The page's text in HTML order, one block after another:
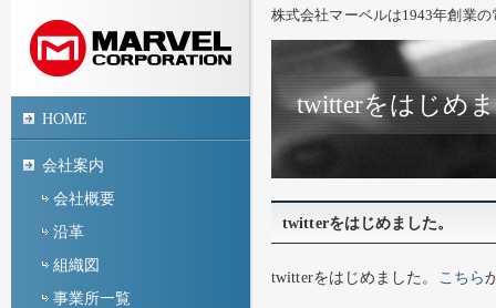
株式会社マーベルは1943年創業
twitterをはじめ
twitterをはじめました。
twitterをはじめました。 こちら
HOME
会社案内
会社概要
沿革
組織図
事業所一覧